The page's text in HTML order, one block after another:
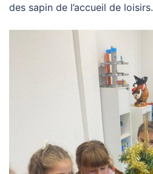
des sapin de l’accueil de loisirs.